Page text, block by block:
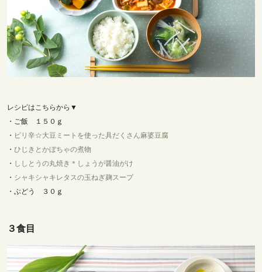
レシピはこちらから▼
・ご飯 １５０ｇ
・ ピリ辛☆大豆ミートを使った具だくさん麻婆豆腐
・ ひじきとかぼちゃの煮物
・ ししとうの丸焼き＊しょうが醤油がけ
・ シャキシャキレタスの玉ねぎ麹スープ
・ぶどう ３０ｇ
３食目